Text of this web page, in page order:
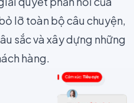
lỡ toàn bộ câu chuyện,
sắc và xây dựng những
hàng.